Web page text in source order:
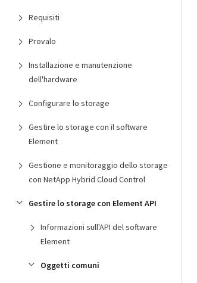
Requisiti
Provalo
Installazione e manutenzione
dell'hardware
Configurare lo storage
Gestire lo storage con il software
Element
Gestione e monitoraggio dello storage
con NetApp Hybrid Cloud Control
Gestire lo storage con Element API
Informazioni sull'API del software
Element
Oggetti comuni